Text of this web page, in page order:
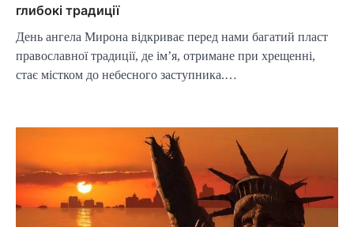
глибокі традиції
День ангела Мирона відкриває перед нами багатий пласт
православної традиції, де ім’я, отримане при хрещенні,
стає містком до небесного заступника.…